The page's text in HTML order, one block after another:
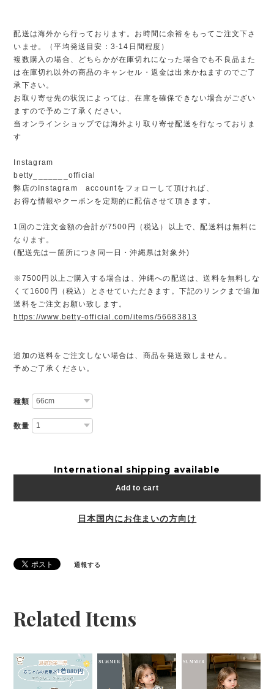
配送は海外から行っております。お時間に余裕をもってご注文下さ
いませ。（平均発送目安：3-14日間程度）
複数購入の場合、どちらかが在庫切れになった場合でも不良品また
は在庫切れ以外の商品のキャンセル・返金は出来かねますのでご了
承下さい。
お取り寄せ先の状況によっては、在庫を確保できない場合がござい
ますので予めご了承ください。
当オンラインショップでは海外より取り寄せ配送を行なっておりま
す
Instagram
betty_______official
弊店のInstagram accountをフォローして頂ければ、
お得な情報やクーポンを定期的に配信させて頂きます。
1回のご注文金額の合計が7500円（税込）以上で、配送料は無料に
なります。
(配送先は一箇所につき同一日・沖縄県は対象外)
※7500円以上ご購入する場合は、沖縄への配送は、送料を無料しな
くて1600円（税込）とさせていただきます。下記のリンクまで追加
送料をご注文お願い致します。
https://www.betty-official.com/items/56683813
追加の送料をご注文しない場合は、商品を発送致しません。
予めご了承ください。
種類
数量
International shipping available
Add to cart
日本国内にお住まいの方向け
通報する
Related Items